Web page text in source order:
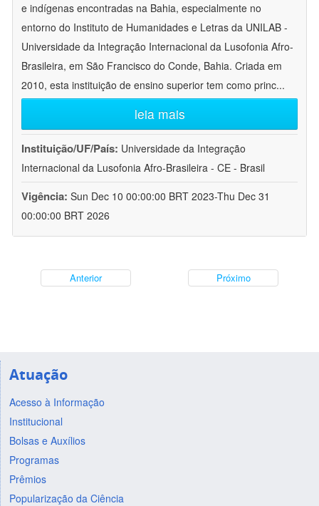
e indígenas encontradas na Bahia, especialmente no
entorno do Instituto de Humanidades e Letras da UNILAB -
Universidade da Integração Internacional da Lusofonia Afro-
Brasileira, em São Francisco do Conde, Bahia. Criada em
2010, esta instituição de ensino superior tem como princ...
leia mais
Instituição/UF/País: Universidade da Integração
Internacional da Lusofonia Afro-Brasileira - CE - Brasil
Vigência: Sun Dec 10 00:00:00 BRT 2023-Thu Dec 31
00:00:00 BRT 2026
Anterior Próximo
Atuação
Acesso à Informação
Institucional
Bolsas e Auxílios
Programas
Prêmios
Popularização da Ciência